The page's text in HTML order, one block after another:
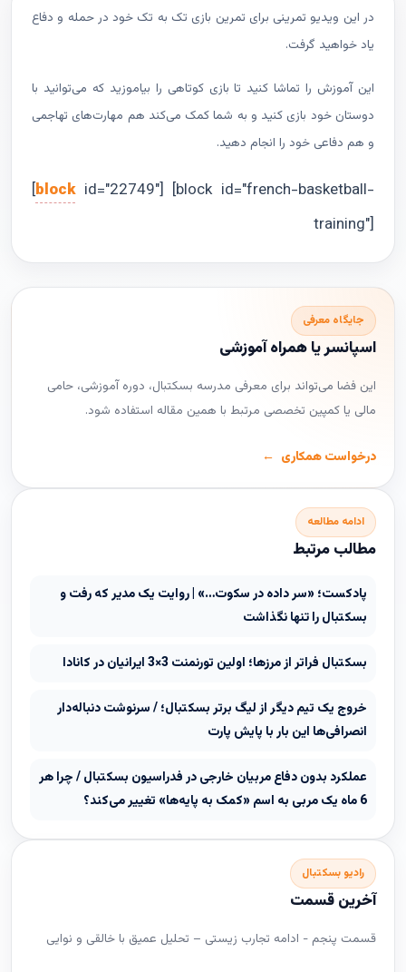
در این ویدیو تمرینی برای تمرین بازی تک به تک خود در حمله و دفاع
یاد خواهید گرفت.
این آموزش را تماشا کنید تا بازی کوتاهی را بیاموزید که می‌توانید با
دوستان خود بازی کنید و به شما کمک می‌کند هم مهارت‌های تهاجمی
و هم دفاعی خود را انجام دهید.
[blockid="22749"] [block id="french-basketball-
training"]
جایگاه معرفی
اسپانسر یا همراه آموزشی
این فضا می‌تواند برای معرفی مدرسه بسکتبال، دوره آموزشی، حامی
مالی یا کمپین تخصصی مرتبط با همین مقاله استفاده شود.
درخواست همکاری
ادامه مطالعه
مطالب مرتبط
پادکست؛ «سر داده در سکوت…» | روایت یک مدیر که رفت و
بسکتبال را تنها نگذاشت
بسکتبال فراتر از مرزها؛ اولین تورنمنت 3×3 ایرانیان در کانادا
خروج یک تیم دیگر از لیگ برتر بسکتبال؛ / سرنوشت دنباله‌دار
انصرافی‌ها این بار با پایش پارت
عملکرد بدون دفاع مربیان خارجی در فدراسیون بسکتبال / چرا هر
6 ماه یک مربی به اسم «کمک به پایه‌ها» تغییر می‌کند؟
رادیو بسکتبال
آخرین قسمت
قسمت پنجم - ادامه تجارب زیستی – تحلیل عمیق با خالقی و نوایی